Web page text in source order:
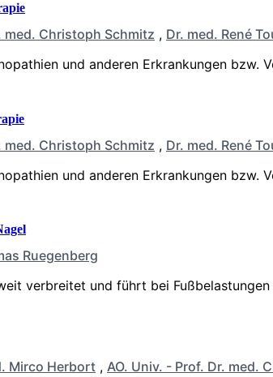
med. Christoph Schmitz , Dr. med. René
und anderen Erkrankungen
med. Christoph Schmitz , Dr. med. René
und anderen Erkrankungen
Ruegenberg
verbrei­tet und führt bei
Mirco Herbort , AO. Univ. - Prof. Dr. med.